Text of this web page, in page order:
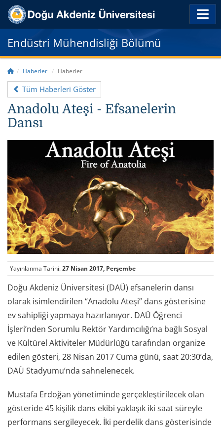
Endüstri Mühendisliği Bölümü
Haberler Haberler
Tüm Haberleri Göster
Anadolu Ateşi - Efsanelerin
Dansı
Yayınlanma Tarihi:27 Nisan 2017, Perşembe
Doğu Akdeniz Üniversitesi (DAÜ) efsanelerin dansı
olarak isimlendirilen “Anadolu Ateşi” dans gösterisine
ev sahipliği yapmaya hazırlanıyor. DAÜ Öğrenci
İşleri’nden Sorumlu Rektör Yardımcılığı’na bağlı Sosyal
ve Kültürel Aktiviteler Müdürlüğü tarafından organize
edilen gösteri, 28 Nisan 2017 Cuma günü, saat 20:30’da,
DAÜ Stadyumu’nda sahnelenecek.
Mustafa Erdoğan yönetiminde gerçekleştirilecek olan
gösteride 45 kişilik dans ekibi yaklaşık iki saat süreyle
performans sergileyecek. İki perdelik dans gösterisinde